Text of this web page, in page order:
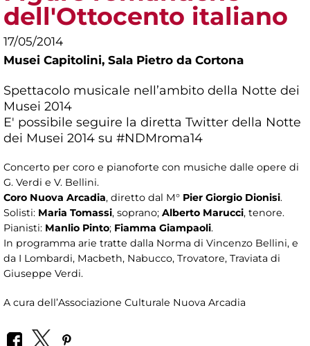
dell'Ottocento italiano
17/05/2014
Musei Capitolini, Sala Pietro da Cortona
Spettacolo musicale nell’ambito della Notte dei
Musei 2014
E' possibile seguire la diretta Twitter della Notte
dei Musei 2014 su #NDMroma14
Concerto per coro e pianoforte con musiche dalle opere di
G. Verdi e V. Bellini.
Coro Nuova Arcadia, diretto dal M° Pier Giorgio Dionisi.
Solisti: Maria Tomassi, soprano; Alberto Marucci, tenore.
Pianisti: Manlio Pinto; Fiamma Giampaoli.
In programma arie tratte dalla Norma di Vincenzo Bellini, e
da I Lombardi, Macbeth, Nabucco, Trovatore, Traviata di
Giuseppe Verdi.
A cura dell’Associazione Culturale Nuova Arcadia